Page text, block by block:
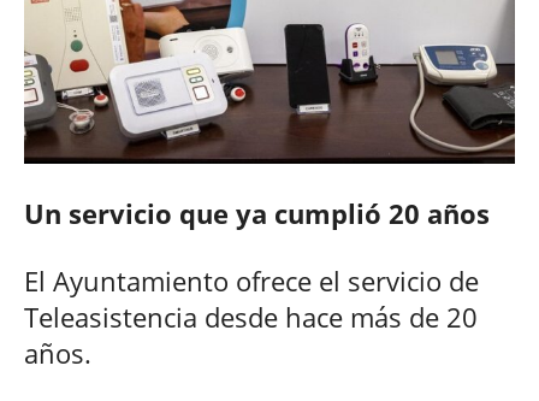
Un servicio que ya cumplió 20 años
El Ayuntamiento ofrece el servicio de
Teleasistencia desde hace más de 20
años.